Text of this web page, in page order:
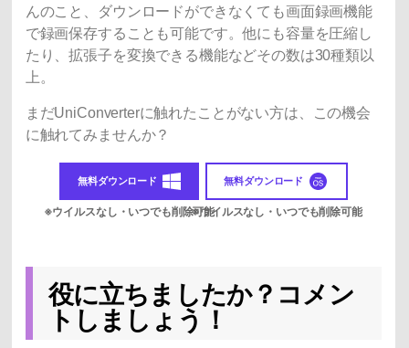
んのこと、ダウンロードができなくても画面録画機能
で録画保存することも可能です。他にも容量を圧縮し
たり、拡張子を変換できる機能などその数は30種類以
上。
まだUniConverterに触れたことがない方は、この機会
に触れてみませんか？
無料ダウンロード 無料ダウンロード
役に立ちましたか？コメン
トしましょう！